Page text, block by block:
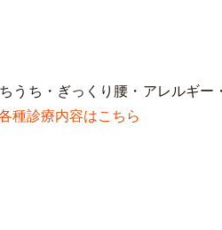
うち・ぎっくり腰・アレルギー
種診療内容はこちら